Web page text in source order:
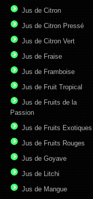
Jus de Citron
Jus de Citron Pressé
Jus de Citron Vert
Jus de Fraise
Jus de Framboise
Jus de Fruit Tropical
Jus de Fruits de la
Passion
Jus de Fruits Exotiques
Jus de Fruits Rouges
Jus de Goyave
Jus de Litchi
Jus de Mangue